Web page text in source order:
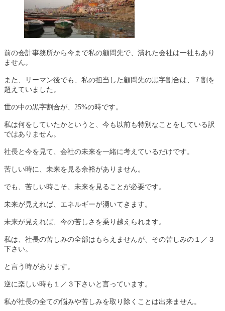
前の会計事務所から今まで私の顧問先で、潰れた会社は一社もあり
ません。
また、リーマン後でも、私の担当した顧問先の黒字割合は、７割を
超えていました。
世の中の黒字割合が、25%の時です。
私は何をしていたかというと、今も以前も特別なことをしている訳
ではありません。
社長と今を見て、会社の未来を一緒に考えているだけです。
苦しい時に、未来を見る余裕がありません。
でも、苦しい時こそ、未来を見ることが必要です。
未来が見えれば、エネルギーが湧いてきます。
未来が見えれば、今の苦しさを乗り越えられます。
私は、 社長の苦しみの全部はもらえませんが、その苦しみの１／３
下さい。
と言う時があります。
逆に楽しい時も１／３下さいと言っています。
私が社長の全ての悩みや苦しみを取り除くことは出来ません。